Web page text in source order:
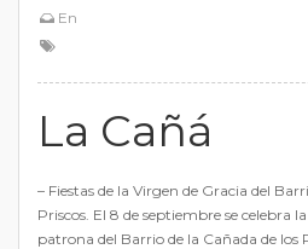
En
La Cañá
– Fiestas de la Virgen de Gracia del
Priscos. El 8 de septiembre se celebra
patrona del Barrio de la Cañada de los